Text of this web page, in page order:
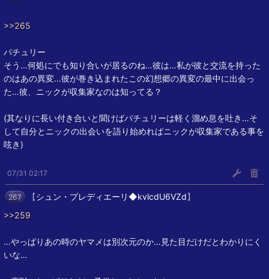
>>265
パチュリー
そう…何処にでも知り合いが居るのね…彼は…私が彼と交流を持った
のはあの異変…彼が巻き込まれたこの幻想郷の異変の最中に出会っ
た…彼、ニックが収集家なのは知ってる？
(其なりに長い付き合いと聞けばパチュリーは軽く溜め息を吐き…そ
して自分とニックの出会いを語り始めればニックが収集家である事を
呟き)
07/31 02:17
267 【シュン・プレディエーリ◆kvlcdU6VZd】
>>259
…やっぱりあの時のヤマメは別次元のか…見た目だけだとわかりにく
いな…